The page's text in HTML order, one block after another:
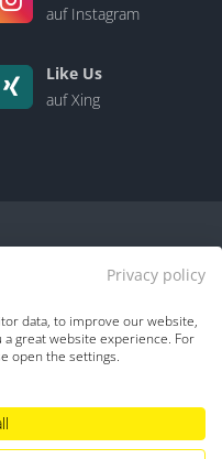
auf Instagram
Like Us
auf Xing
uns
Umgang mit KI
Privacy policy
data, to improve our website,
great website experience. For
open the settings.